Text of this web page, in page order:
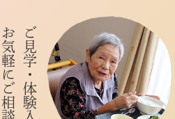
ご見学・体験入居